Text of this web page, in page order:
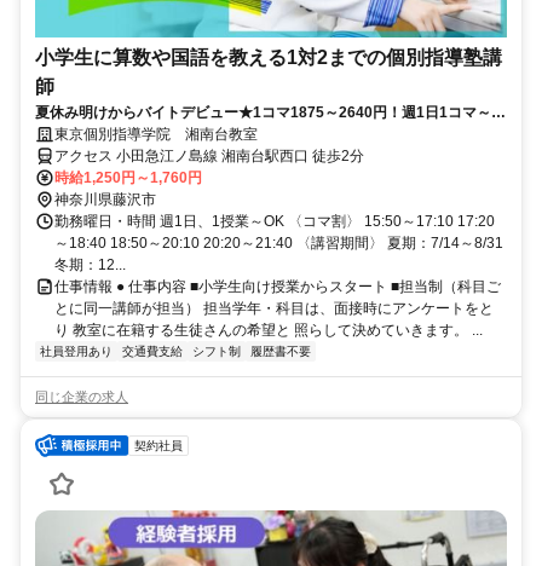
小学生に算数や国語を教える1対2までの個別指導塾講
師
夏休み明けからバイトデビュー★1コマ1875～2640円！週1日1コマ～私
服でok◎
東京個別指導学院 湘南台教室
アクセス 小田急江ノ島線 湘南台駅西口 徒歩2分
時給1,250円～1,760円
神奈川県藤沢市
勤務曜日・時間 週1日、1授業～OK 〈コマ割〉 15:50～17:10 17:20
～18:40 18:50～20:10 20:20～21:40 〈講習期間〉 夏期：7/14～8/31
冬期：12...
仕事情報 ● 仕事内容 ■小学生向け授業からスタート ■担当制（科目ご
とに同一講師が担当） 担当学年・科目は、面接時にアンケートをと
り 教室に在籍する生徒さんの希望と 照らして決めていきます。 ...
社員登用あり 交通費支給 シフト制 履歴書不要
同じ企業の求人
契約社員